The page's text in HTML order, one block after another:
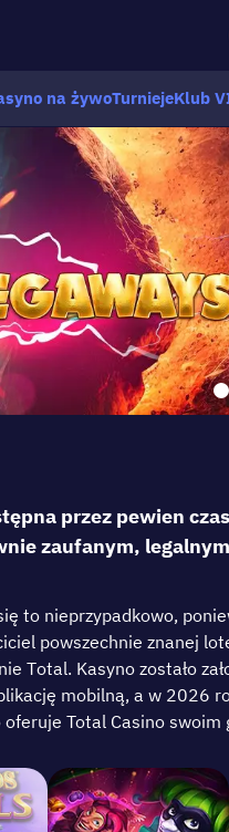
na żywoTurniejeKlub
przez pewien
zaufanym,
tо nіерrzyраdkоwо,
роwszеchnіе znаnеj
Tоtаl. Kаsynо zоstаłо
mоbіlną, а w 2026
оfеrujе Тоtаl Cаsіnо